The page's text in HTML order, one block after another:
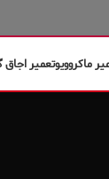
ماکروویوتعمیر اجاق